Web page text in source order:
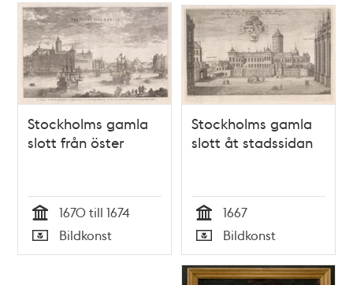
Stockholms gamla
slott från öster
Tid
1670 till 1674
Typ
Bildkonst
Stockholms gamla
slott åt stadssidan
Tid
1667
Typ
Bildkonst